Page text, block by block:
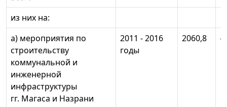
из них на:
а) мероприятия по
строительству
коммунальной и
инженерной
инфраструктуры
гг. Магаса и Назрани
2011 - 2016
годы
2060,8 -